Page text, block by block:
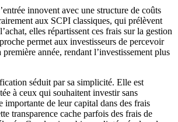
innovent avec une structure de coûts
aux SCPI classiques, qui prélèvent
elles répartissent ces frais sur la gestion
permet aux investisseurs de percevoir
première année, rendant l’investissement plus
séduit par sa simplicité. Elle est
à ceux qui souhaitent investir sans
importante de leur capital dans des frais
transparence cache parfois des frais de